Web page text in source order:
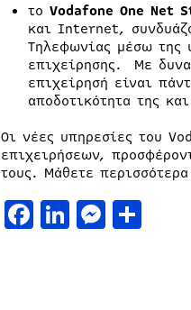
το Vodafone One Net
και Internet,
Τηλεφωνίας μέσω της
επιχείρησης. Με
επιχείρησή είναι
αποδοτικότητα της
Οι νέες υπηρεσίες του
επιχειρήσεων,
τους. Μάθετε
Facebook
LinkedIn